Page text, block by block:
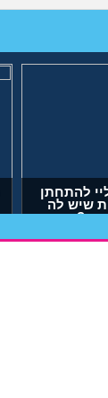
להתחתן
שיש לה